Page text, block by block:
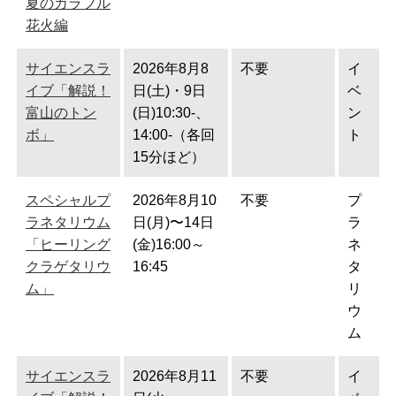
花火編
サイエンスラ
イブ「解説！
富山のトン
ボ」
2026年8月8
日(土)・9日
(日)10:30-、
14:00-（各回
15分ほど）
不要
イ
ベ
ン
ト
スペシャルプ
ラネタリウム
「ヒーリング
クラゲタリウ
ム」
2026年8月10
日(月)〜14日
(金)16:00～
16:45
不要
プ
ラ
ネ
タ
リ
ウ
ム
サイエンスラ
2026年8月11
不要
イ